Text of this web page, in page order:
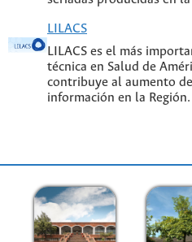
LILACS
LILACS es el más
técnica en Salud de
contribuye al aumento
información en la Región.